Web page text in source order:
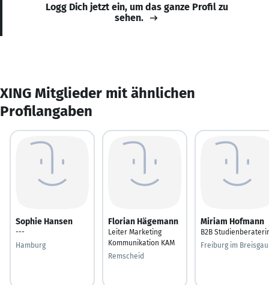
Logg Dich jetzt ein, um das ganze Profil zu
sehen.
XING Mitglieder mit ähnlichen
Profilangaben
Sophie Hansen
---
Hamburg
Florian Hägemann
Leiter Marketing
Kommunikation KAM
Remscheid
Miriam Hofmann
B2B
Freiburg im Breisgau